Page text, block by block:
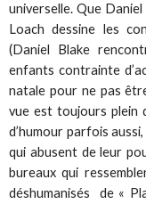
universelle. Que
Loach dessine les
(Daniel Blake
enfants contrainte
natale pour ne pas
vue est toujours plein
d’humour parfois
qui abusent de leur
bureaux qui
déshumanisés de «